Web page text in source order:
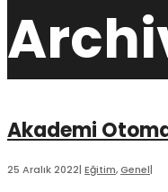
Akademi
25 Aralık 2022| Eğitim,Genel|